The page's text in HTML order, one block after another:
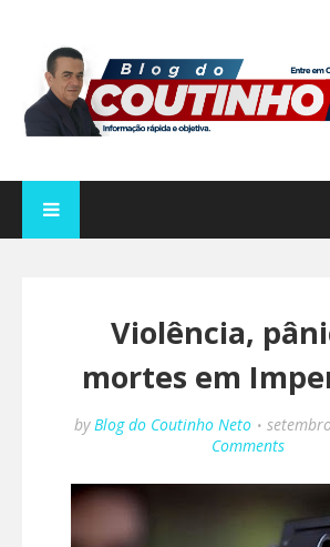
Violência,
mortes em
by Blog do Coutinho Neto
Comments